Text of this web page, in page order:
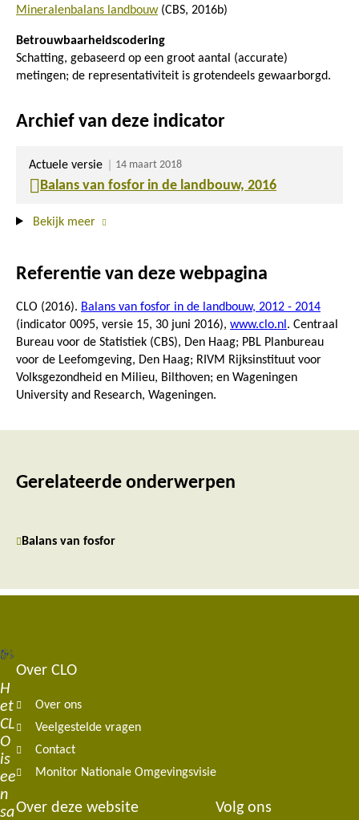
Mineralenbalans landbouw(CBS, 2016b)
Betrouwbaarheidscodering
Schatting, gebaseerd op een groot aantal (accurate)
metingen; de representativiteit is grotendeels gewaarborgd.
Archief van deze indicator
Actuele versie 14 maart 2018
Balans van fosfor in de landbouw, 2016
Bekijk meer
Referentie van deze webpagina
CLO (2016). Balans van fosfor in de landbouw, 2012 - 2014
(indicator 0095, versie 15, 30 juni 2016), www.clo.nl . Centraal
Bureau voor de Statistiek (CBS), Den Haag; PBL Planbureau
voor de Leefomgeving, Den Haag; RIVM Rijksinstituut voor
Volksgezondheid en Milieu, Bilthoven; en Wageningen
University and Research, Wageningen.
Gerelateerde onderwerpen
Balans van fosfor
H
et
CL
O
is
ee
n
sa
Footer
navigation
Over CLO
Over ons
Veelgestelde vragen
Contact
Monitor Nationale Omgevingsvisie
Over deze website Volg ons